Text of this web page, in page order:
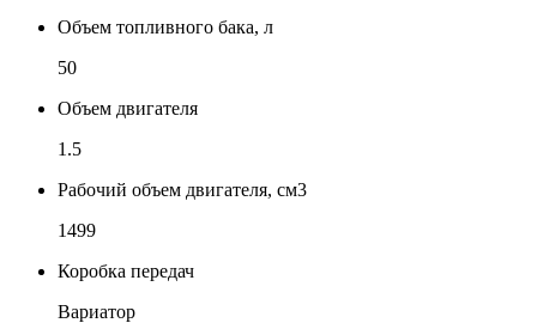
Объем топливного бака, л
50
Объем двигателя
1.5
Рабочий объем двигателя, см3
1499
Коробка передач
Вариатор